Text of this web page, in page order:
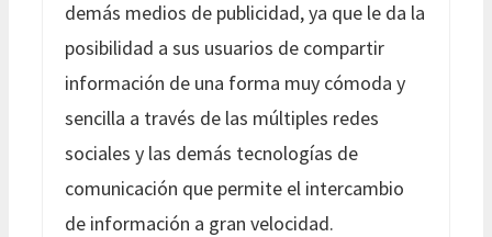
demás medios de publicidad, ya que le da la
posibilidad a sus usuarios de compartir
información de una forma muy cómoda y
sencilla a través de las múltiples redes
sociales y las demás tecnologías de
comunicación que permite el intercambio
de información a gran velocidad.